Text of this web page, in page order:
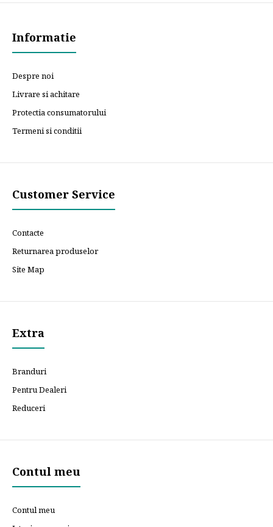
Informatie
Despre noi
Livrare si achitare
Protectia consumatorului
Termeni si conditii
Customer Service
Contacte
Returnarea produselor
Site Map
Extra
Branduri
Pentru Dealeri
Reduceri
Contul meu
Contul meu